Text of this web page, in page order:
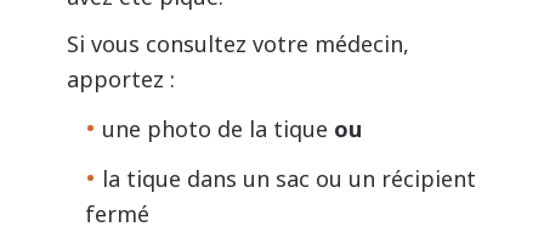
Si vous consultez votre médecin,
apportez :
une photo de la tique ou
la tique dans un sac ou un récipient
fermé